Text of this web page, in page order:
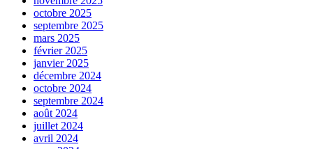
octobre 2025
septembre 2025
mars 2025
février 2025
janvier 2025
décembre 2024
octobre 2024
septembre 2024
août 2024
juillet 2024
avril 2024